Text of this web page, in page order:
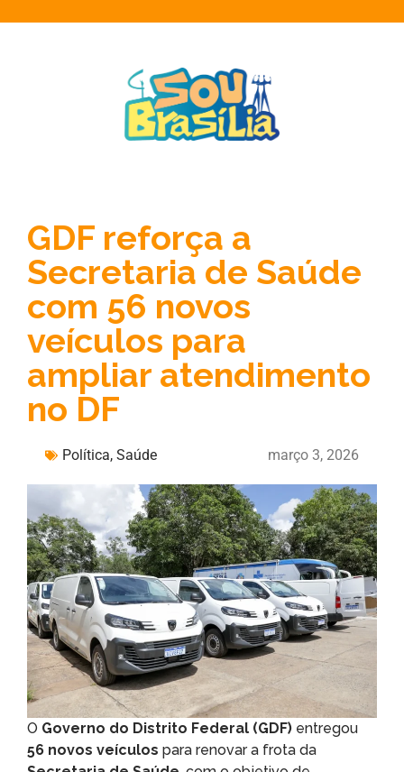
GDF reforça a
Secretaria de Saúde
com 56 novos
veículos para
ampliar atendimento
no DF
Política, Saúde março 3, 2026
O Governo do Distrito Federal (GDF) entregou
56 novos veículos para renovar a frota da